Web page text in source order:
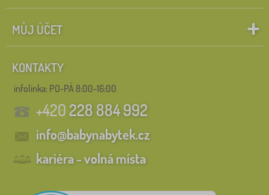
MŮJ ÚČET
KONTAKTY
infolinka: PO-PÁ 8:00-16:00
+420228 884 992
info@babynabytek.cz
kariéra - volná místa